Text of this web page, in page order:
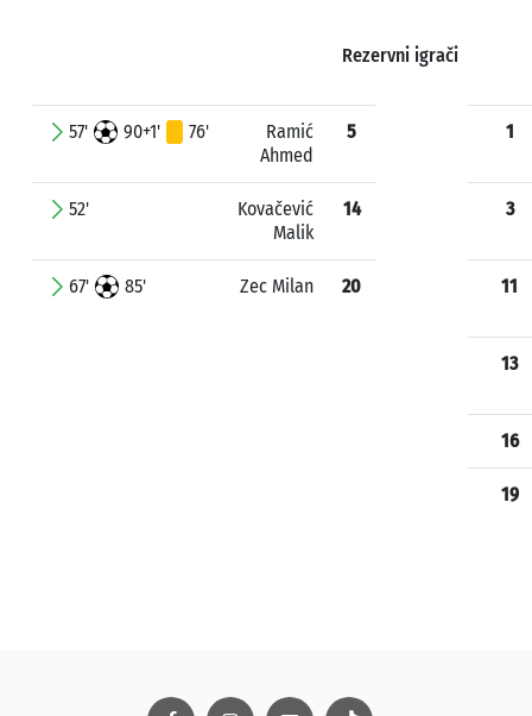
Rezervni igrači
57' 90+1' 76'
Ramić
Ahmed
5
52'
Kovačević
Malik
14
67' 85' Zec Milan 20
1
3
11
13
16
19